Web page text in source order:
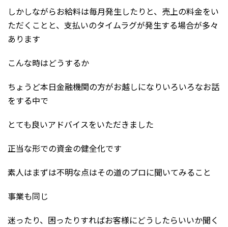
しかしながらお給料は毎月発生したりと、売上の料金をい
ただくことと、支払いのタイムラグが発生する場合が多々
あります
こんな時はどうするか
ちょうど本日金融機関の方がお越しになりいろいろなお話
をする中で
とても良いアドバイスをいただきました
正当な形での資金の健全化です
素人はまずは不明な点はその道のプロに聞いてみること
事業も同じ
迷ったり、困ったりすればお客様にどうしたらいいか聞く